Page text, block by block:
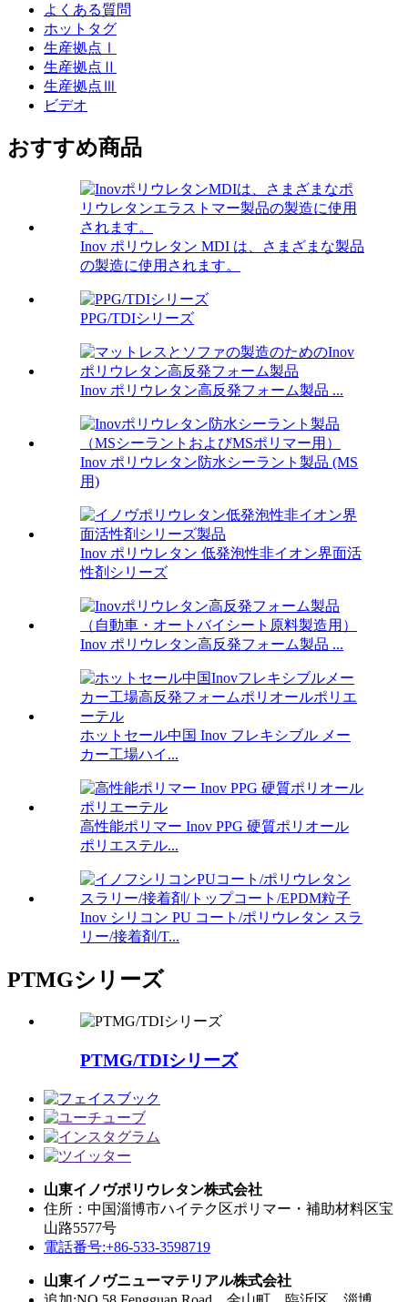
よくある質問
ホットタグ
生産拠点Ⅰ
生産拠点Ⅱ
生産拠点Ⅲ
ビデオ
おすすめ商品
Inov ポリウレタン MDI は、さまざまな製品
の製造に使用されます。
PPG/TDIシリーズ
Inov ポリウレタン高反発フォーム製品 ...
Inov ポリウレタン防水シーラント製品 (MS
用)
Inov ポリウレタン 低発泡性非イオン界面活
性剤シリーズ
Inov ポリウレタン高反発フォーム製品 ...
ホットセール中国 Inov フレキシブル メー
カー工場ハイ...
高性能ポリマー Inov PPG 硬質ポリオール
ポリエステル...
Inov シリコン PU コート/ポリウレタン スラ
リー/接着剤/T...
PTMGシリーズ
PTMG/TDIシリーズ
山東イノヴポリウレタン株式会社
住所：中国淄博市ハイテク区ポリマー・補助材料区宝
山路5577号
電話番号:+86-533-3598719
山東イノヴニューマテリアル株式会社